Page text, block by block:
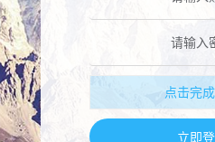
点击完
立即